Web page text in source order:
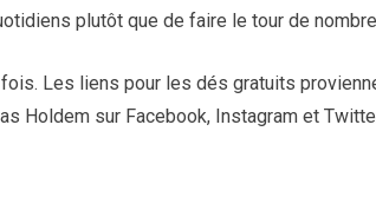
plutôt que de faire le tour de
Les liens pour les dés gratuits
Holdem sur Facebook, Instagram et